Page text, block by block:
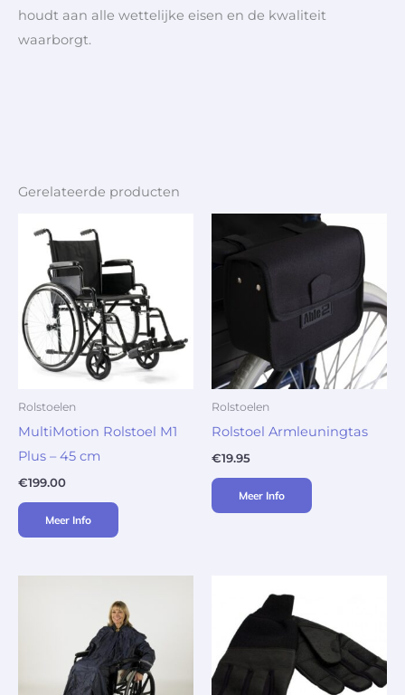
houdt aan alle wettelijke eisen en de kwaliteit
waarborgt.
Gerelateerde producten
Rolstoelen
MultiMotion Rolstoel M1
Plus – 45 cm
€199.00
Meer Info
Rolstoelen
Rolstoel Armleuningtas
€19.95
Meer Info